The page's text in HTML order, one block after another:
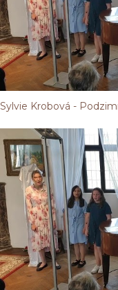
Sylvie Krobová -